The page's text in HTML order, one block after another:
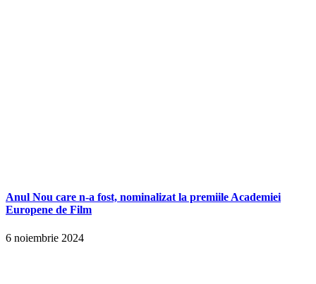
Anul Nou care n-a fost, nominalizat la premiile Academiei
Europene de Film
6 noiembrie 2024